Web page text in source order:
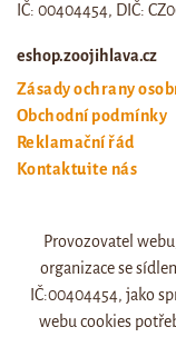
IČ: 00404454, DIČ:
eshop.zoojihlava.cz
Zásady ochrany
Obchodní podmínky
Reklamační řád
Kontaktujte nás
Web zoo jihlava
Otevírací doba a
Provozovatel
organizace se
IČ:00404454, jako
webu cookies